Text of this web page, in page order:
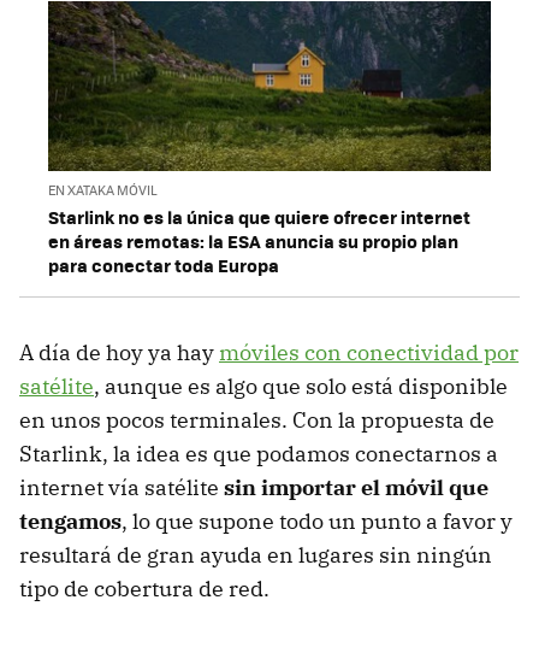
EN XATAKA MÓVIL
Starlink no es la única que quiere ofrecer internet
en áreas remotas: la ESA anuncia su propio plan
para conectar toda Europa
A día de hoy ya hay móviles con conectividad por
satélite, aunque es algo que solo está disponible
en unos pocos terminales. Con la propuesta de
Starlink, la idea es que podamos conectarnos a
internet vía satélite sin importar el móvil que
tengamos, lo que supone todo un punto a favor y
resultará de gran ayuda en lugares sin ningún
tipo de cobertura de red.